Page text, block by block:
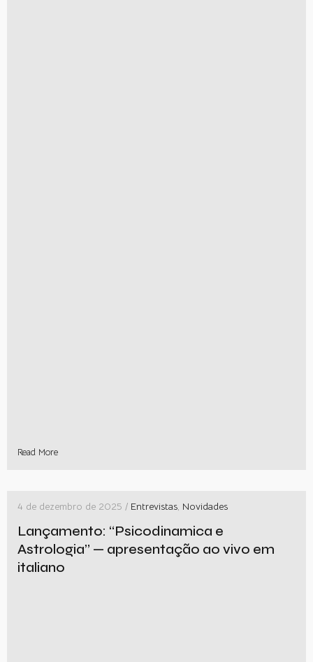
Read More
4 de dezembro de 2025 / Entrevistas, Novidades
Lançamento: “Psicodinamica e
Astrologia” — apresentação ao vivo em
italiano